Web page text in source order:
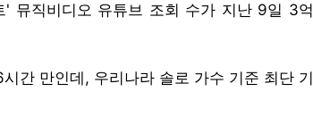
뮤직비디오 유튜브 조회 수가 지난 9일 3억
간 만인데, 우리나라 솔로 가수 기준 최단 기